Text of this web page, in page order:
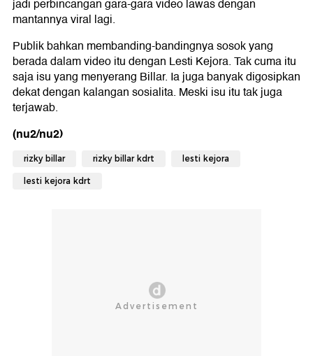
jadi perbincangan gara-gara video lawas dengan
mantannya viral lagi.
Publik bahkan membanding-bandingnya sosok yang
berada dalam video itu dengan Lesti Kejora. Tak cuma itu
saja isu yang menyerang Billar. Ia juga banyak digosipkan
dekat dengan kalangan sosialita. Meski isu itu tak juga
terjawab.
(nu2/nu2)
rizky billar rizky billar kdrt lesti kejora
lesti kejora kdrt